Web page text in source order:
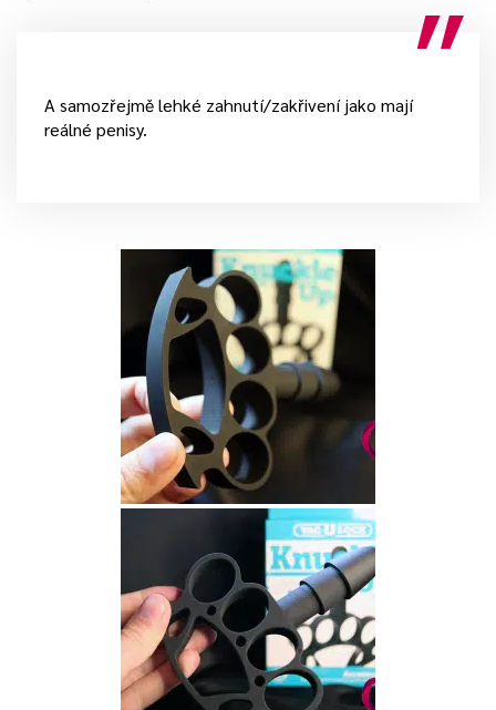
A samozřejmě lehké zahnutí/zakřivení jako mají
reálné penisy.